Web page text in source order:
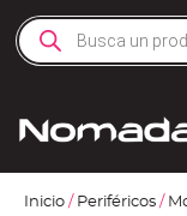
Inicio / Periféricos /